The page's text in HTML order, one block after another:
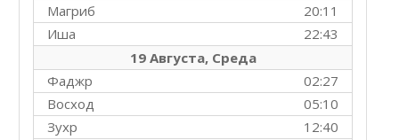
20:11
Магриб
22:43
Иша
19 Августа, Среда
02:27
Фаджр
05:10
Восход
12:40
Зухр